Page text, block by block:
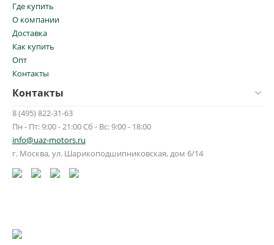
Где купить
О компании
Доставка
Как купить
Опт
Контакты
Контакты
8 (495) 822-31-63
Пн - Пт: 9:00 - 21:00 Сб - Вс: 9:00 - 18:00
info@uaz-motors.ru
г. Москва, ул. Шарикоподшипниковская, дом 6/14